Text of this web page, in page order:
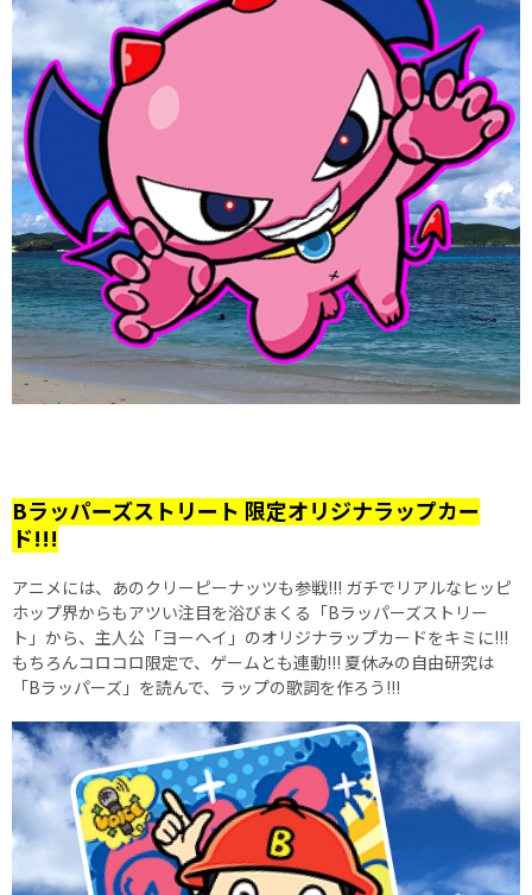
Bラッパーズストリート 限定オリジナラップカー
ド!!!
アニメには、あのクリーピーナッツも参戦!!! ガチでリアルなヒッピ
ホップ界からもアツい注目を浴びまくる「Bラッパーズストリー
ト」から、主人公「ヨーヘイ」のオリジナラップカードをキミに!!!
もちろんコロコロ限定で、ゲームとも連動!!! 夏休みの自由研究は
「Bラッパーズ」を読んで、ラップの歌詞を作ろう!!!